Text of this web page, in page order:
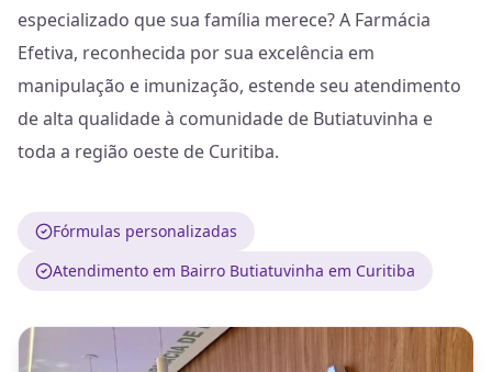
especializado que sua família merece? A Farmácia
Efetiva, reconhecida por sua excelência em
manipulação e imunização, estende seu atendimento
de alta qualidade à comunidade de Butiatuvinha e
toda a região oeste de Curitiba.
Fórmulas personalizadas
Atendimento em Bairro Butiatuvinha em Curitiba